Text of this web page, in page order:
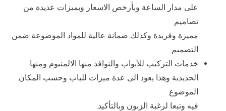
على مدار الساعة وبأرخص الاسعار وبميزات عديدة من
تصاميم
مميزة وفريدة وكذلك ضمانة عالية للمواد الموضوعة ضمن
التصميم.
خدمات التركيب للأبواب والنوافذ منها الالمنيوم ومنها
الحديدية وهذا يعود الى عدة ميزات للباب وحسب المكان
الموضوع
فيه وتبعا لرغبة الزبون وبالتأكيد.